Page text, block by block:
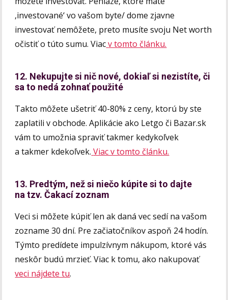
‚investované‘ vo vašom byte/ dome zjavne
investovať nemôžete, preto musíte svoju Net worth
očistiť o túto sumu. Viac v tomto článku.
12. Nekupujte si nič nové, dokiaľ si nezistíte, či
sa to nedá zohnať použité
Takto môžete ušetriť 40-80% z ceny, ktorú by ste
zaplatili v obchode. Aplikácie ako Letgo či Bazar.sk
vám to umožnia spraviť takmer kedykoľvek
a takmer kdekoľvek. Viac v tomto článku.
13. Predtým, než si niečo kúpite si to dajte
na tzv. Čakací zoznam
Veci si môžete kúpiť len ak daná vec sedí na vašom
zozname 30 dní. Pre začiatočníkov aspoň 24 hodín.
Týmto predídete impulzívnym nákupom, ktoré vás
neskôr budú mrzieť. Viac k tomu, ako nakupovať
veci nájdete tu.